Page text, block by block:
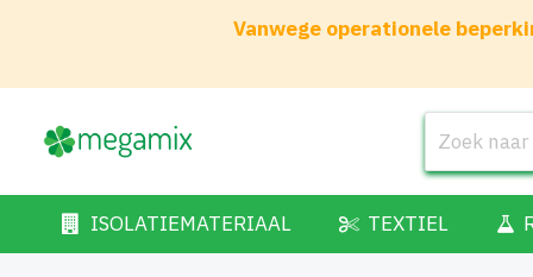
Vanwege operationele
ISOLATIEMATERIAAL TEXTIEL